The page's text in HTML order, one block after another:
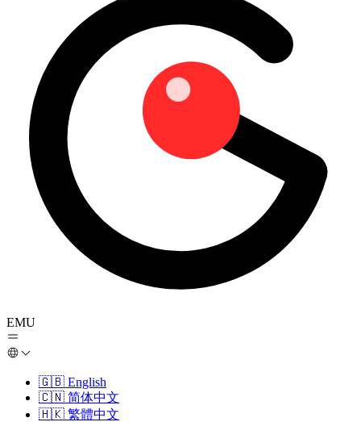
EMU
🇬🇧 English
🇨🇳 简体中文
🇭🇰 繁體中文